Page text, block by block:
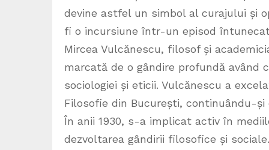
devine astfel un simbol al curajului și
fi o incursiune într-un episod
Mircea Vulcănescu, filosof și
marcată de o gândire profundă
sociologiei și eticii. Vulcănescu a
Filosofie din București, continuându-
În anii 1930, s-a implicat activ în
dezvoltarea gândirii filosofice și